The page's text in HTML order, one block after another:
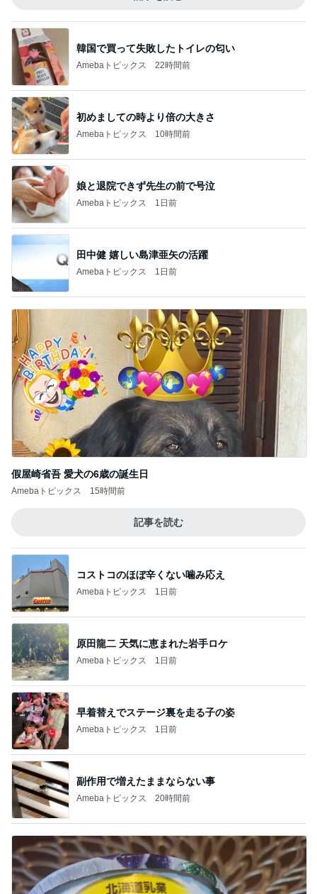
韓国で買って失敗したトイレの匂い
Amebaトピックス 22時間前
初めましての時より倍の大きさ
Amebaトピックス 10時間前
娘と退院できず先生の前で号泣
Amebaトピックス 1日前
田中健 嬉しい島津亜矢の活躍
Amebaトピックス 1日前
假屋崎省吾 愛犬の6歳の誕生日
Amebaトピックス 15時間前
記事を読む
コストコのほぼ辛くない噛み応え
Amebaトピックス 1日前
原田龍二 天気に恵まれた岩手ロケ
Amebaトピックス 1日前
早着替えでステージ裏を走る子の姿
Amebaトピックス 1日前
副作用で増えたままならない事
Amebaトピックス 20時間前